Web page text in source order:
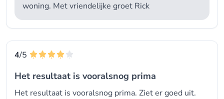
woning. Met vriendelijke groet Rick
4/5
Het resultaat is vooralsnog prima
Het resultaat is vooralsnog prima. Ziet er goed uit.